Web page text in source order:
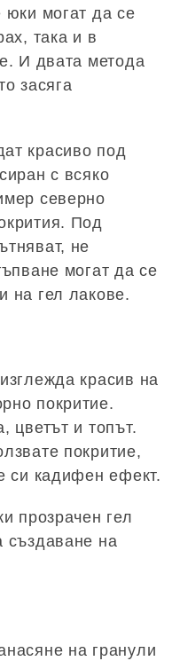
юки могат да се
така и в
И двата метода
засяга
красиво под
с всяко
северно
Под
не
могат да се
на гел лакове.
красив на
покритие.
цветът и топът.
покритие,
си кадифен ефект.
прозрачен гел
създаване на
на гранули